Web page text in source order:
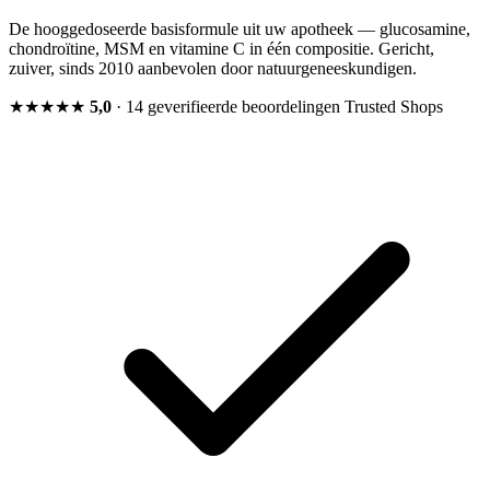
De hooggedoseerde basisformule uit uw apotheek — glucosamine,
chondroïtine, MSM en vitamine C in één compositie. Gericht,
zuiver, sinds 2010 aanbevolen door natuurgeneeskundigen.
★★★★★ 5,0 · 14 geverifieerde beoordelingen Trusted Shops